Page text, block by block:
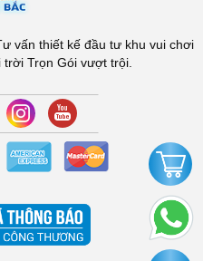
vấn thiết kế đầu tư khu vui chơi
Trọn Gói vượt trội.